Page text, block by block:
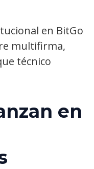
en BitGo
multifirma,
técnico
en